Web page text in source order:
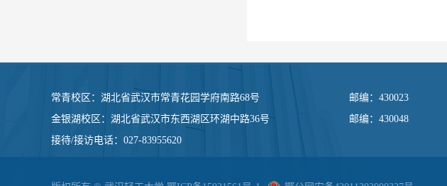
常青校区： 湖北省武汉市常青花园学府南路68号
邮编：430023
金银湖校区： 湖北省武汉市东西湖区环湖中路36号
邮编：430048
接待/接访电话： 027-83955620